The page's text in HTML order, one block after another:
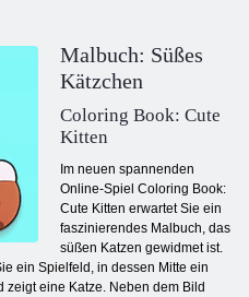
Malbuch: Süßes
Kätzchen
Coloring Book: Cute
Kitten
Im neuen spannenden
Online-Spiel Coloring Book:
Cute Kitten erwartet Sie ein
faszinierendes Malbuch, das
süßen Katzen gewidmet ist.
ein Spielfeld, in dessen Mitte ein
eine Katze. Neben dem Bild